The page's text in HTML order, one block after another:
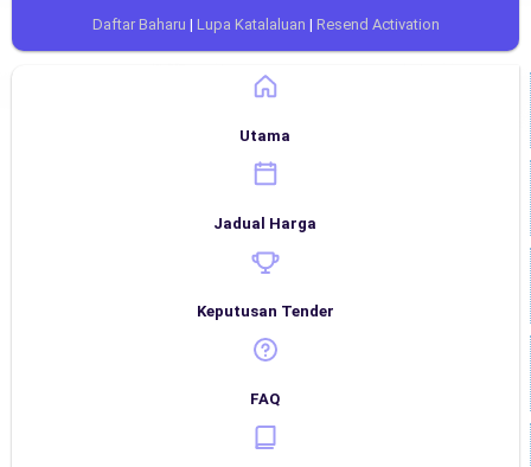
Daftar Baharu | Lupa Katalaluan | Resend Activation
Utama
Jadual Harga
Keputusan Tender
FAQ